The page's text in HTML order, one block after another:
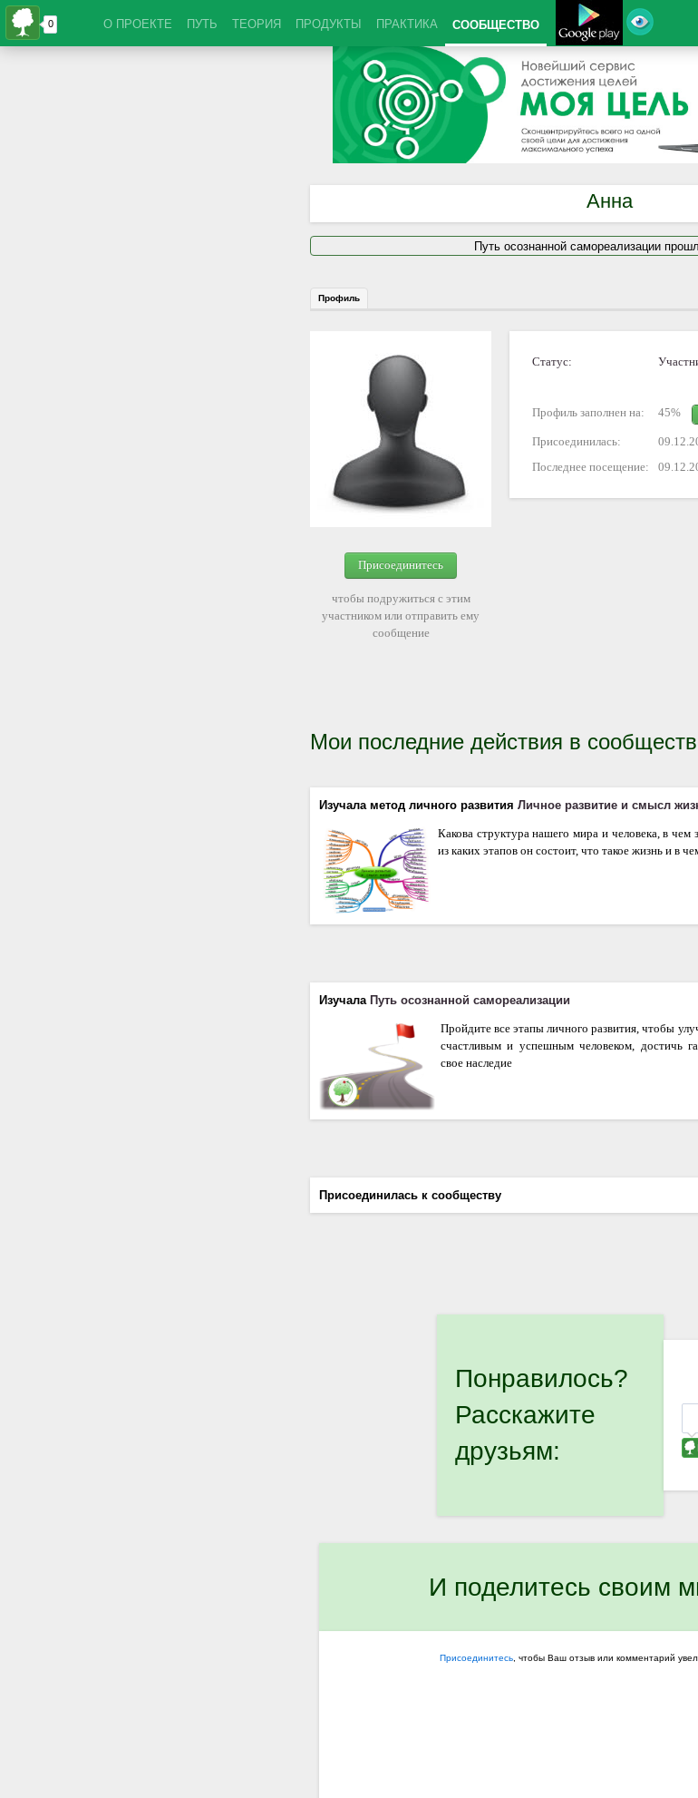
О ПРОЕКТЕ ПУТЬ ТЕОРИЯ ПРОДУКТЫ ПРАКТИКА СООБЩЕСТВО
Анна
Путь осознанной самореализации
Профиль
Присоединитесь
чтобы подружиться с этим
участником или отправить ему
сообщение
Статус:
Профиль заполнен на: 45%
Присоединилась:
Последнее посещение:
Мои последние действия в
Изучала метод личного развития Личное развитие и смысл
Какова структура нашего мира и человека, в чем
из каких этапов он состоит, что такое жизнь и в
Изучала Путь осознанной самореализации
Пройдите все этапы личного развития, чтобы
счастливым и успешным человеком, достичь
свое наследие
Присоединилась к сообществу
Понравилось?
Расскажите
друзьям:
И поделитесь своим
Присоединитесь , чтобы Ваш отзыв или комментарий